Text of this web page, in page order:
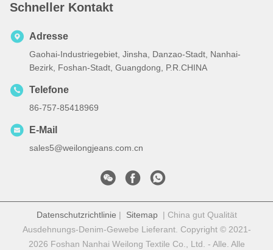
Schneller Kontakt
Adresse
Gaohai-Industriegebiet, Jinsha, Danzao-Stadt, Nanhai-
Bezirk, Foshan-Stadt, Guangdong, P.R.CHINA
Telefone
86-757-85418969
E-Mail
sales5@weilongjeans.com.cn
Datenschutzrichtlinie | Sitemap| China gut Qualität
Ausdehnungs-Denim-Gewebe Lieferant. Copyright © 2021-
2026 Foshan Nanhai Weilong Textile Co., Ltd. - Alle. Alle